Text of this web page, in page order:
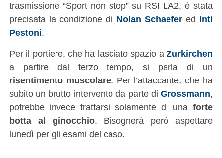
trasmissione “Sport non stop” su RSI LA2, è stata
precisata la condizione di Nolan Schaefered Inti
Pestoni.
Per il portiere, che ha lasciato spazio aZurkirchen
a partire dal terzo tempo, si parla di un
risentimento muscolare. Per l’attaccante, che ha
subito un brutto intervento da parte diGrossmann,
potrebbe invece trattarsi solamente di unaforte
botta al ginocchio. Bisognerà però aspettare
lunedì per gli esami del caso.